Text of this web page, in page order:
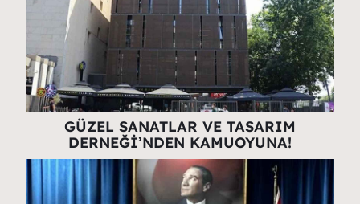
GÜZEL SANATLAR VE TASARIM
DERNEĞİ’NDEN KAMUOYUNA!